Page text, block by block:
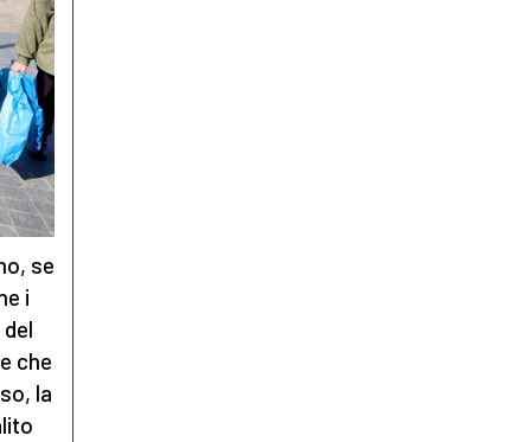
se
i
che
la